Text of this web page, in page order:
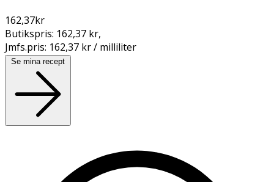
162,37kr
Butikspris: 162,37 kr,
Jmfs.pris: 162,37 kr / milliliter
Se mina recept